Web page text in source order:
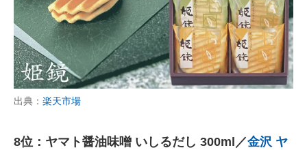
出典： 楽天市場
8位：ヤマト醤油味噌 いしるだし 300ml／金沢 ヤ